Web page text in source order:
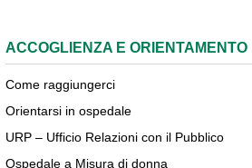
ACCOGLIENZA E ORIENTAMENTO
Come raggiungerci
Orientarsi in ospedale
URP – Ufficio Relazioni con il Pubblico
Ospedale a Misura di donna